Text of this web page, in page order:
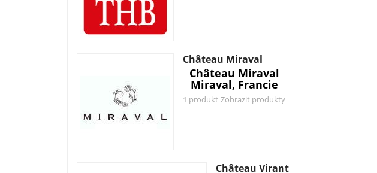
Château Miraval
Château Miraval
Miraval, Francie
1 produkt Zobrazit produkty
Château Virant